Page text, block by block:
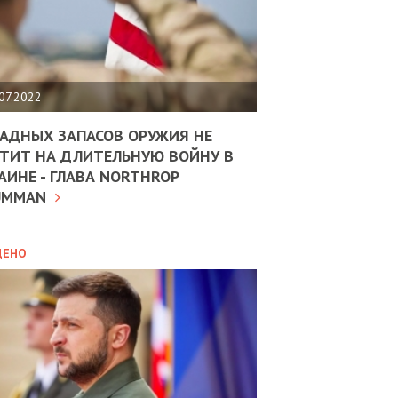
ЗАПАСОВ ОРУЖИЯ НЕ
НА ДЛИТЕЛЬНУЮ ВОЙНУ В
- ГЛАВА NORTHROP
10.02.2025